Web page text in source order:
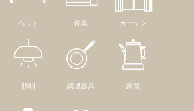
ベッド 寝具 カーテン
照明 調理器具 家電